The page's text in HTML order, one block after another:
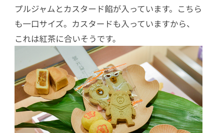
プルジャムとカスタード餡が入っています。こちら
も一口サイズ。カスタードも入っていますから、
これは紅茶に合いそうです。